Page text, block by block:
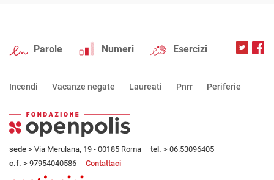
Parole Numeri Esercizi
Incendi Vacanze negate Laureati Pnrr Periferie
sede > Via Merulana, 19 - 00185 Roma tel. > 06.53096405
c.f. > 97954040586 Contattaci